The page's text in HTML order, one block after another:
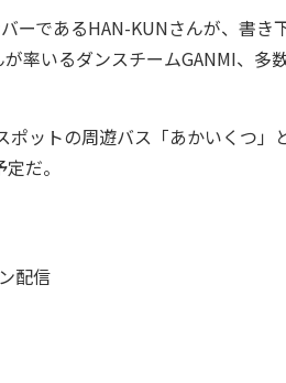
ーであるHAN-KUNさんが、書き
率いるダンスチームGANMI、多
ットの周遊バス「あかいくつ」
だ。
配信